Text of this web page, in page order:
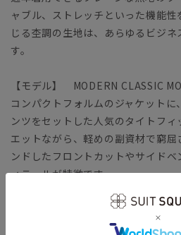
ャブル、ストレッチといった機能
じる杢調の生地は、あらゆるビジ
す。
【モデル】 MODERN CLASSIC
コンパクトフォルムのジャケット
ンツをセットした人気のタイトフ
エットながら、軽めの副資材で窮
ンドしたフロントカットやサイド
ィテールが特徴です。
「MODERN CLASSIC MODEL（モ